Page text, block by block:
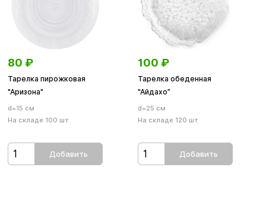
80 ₽
Тарелка пирожковая
"Аризона"
d=15 см
На складе 100 шт.
Добавить
100 ₽
Тарелка обеденная
"Айдахо”
d=25 см
На складе 120 шт.
Добавить